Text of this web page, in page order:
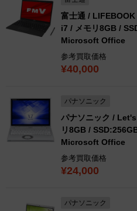
富士通 /
i7 / メモリ8GB /
Microsoft Office
参考買取価格
¥40,000
パナソニック
パナソニック /
リ8GB /
Microsoft Office
参考買取価格
¥24,000
パナソニック